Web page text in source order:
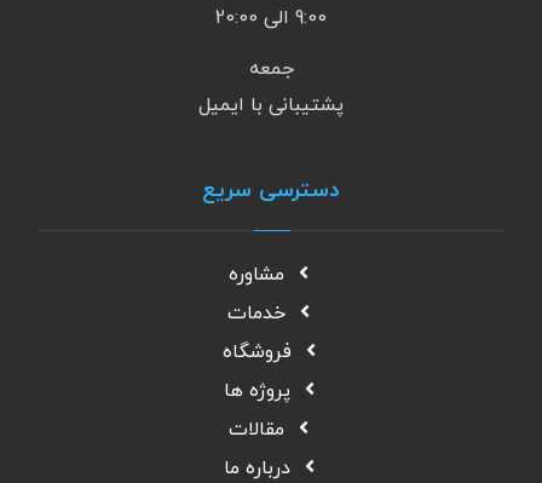
9:00 الی 20:00
جمعه
پشتیبانی با ایمیل
دسترسی سریع
مشاوره
خدمات
فروشگاه
پروژه ها
مقالات
درباره ما